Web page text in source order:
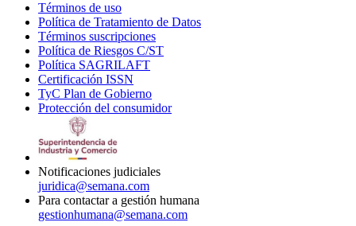
Términos de uso
in
new
window
Política de Tratamiento de Datos
Términos suscripciones
in
Política de Riesgos C/ST
Política SAGRILAFT
new
window
Certificación ISSN
in
new
TyC Plan de Gobierno
in
Protección del consumidorOpens
Notificaciones judiciales
juridica@semana.com
Para contactar a gestión humana
gestionhumana@semana.com